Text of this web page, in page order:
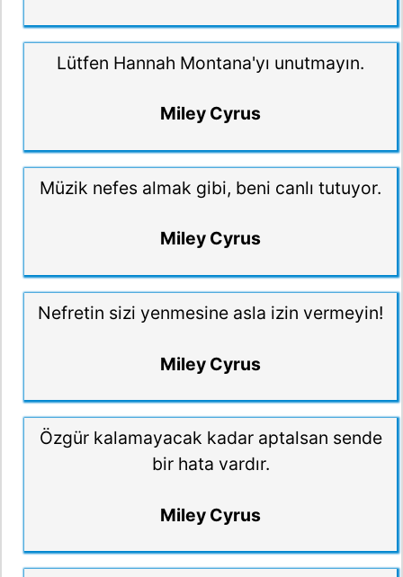
Lütfen Hannah Montana'yı unutmayın.
Miley Cyrus
Müzik nefes almak gibi, beni canlı tutuyor.
Miley Cyrus
Nefretin sizi yenmesine asla izin vermeyin!
Miley Cyrus
Özgür kalamayacak kadar aptalsan sende
bir hata vardır.
Miley Cyrus